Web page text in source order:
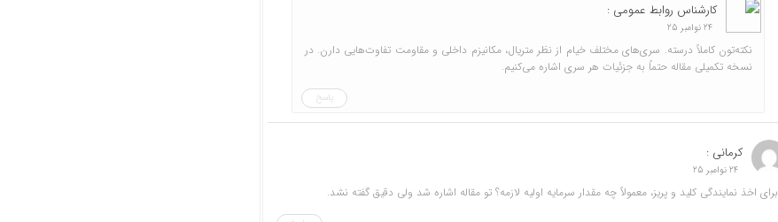
کارشناس روابط عمومی :
24 نوامبر 25
نکته‌تون کاملاً درسته. سری‌های مختلف خیام از نظر متریال، مکانیزم داخلی و مقاومت تفاوت‌هایی دارن. در
نسخه تکمیلی مقاله حتماً به جزئیات هر سری اشاره می‌کنیم.
پاسخ
کرمانی :
24 نوامبر 25
برای اخذ نمایندگی کلید و پریز، معمولاً چه مقدار سرمایه اولیه لازمه؟ تو مقاله اشاره شد ولی دقیق گفته نشد.